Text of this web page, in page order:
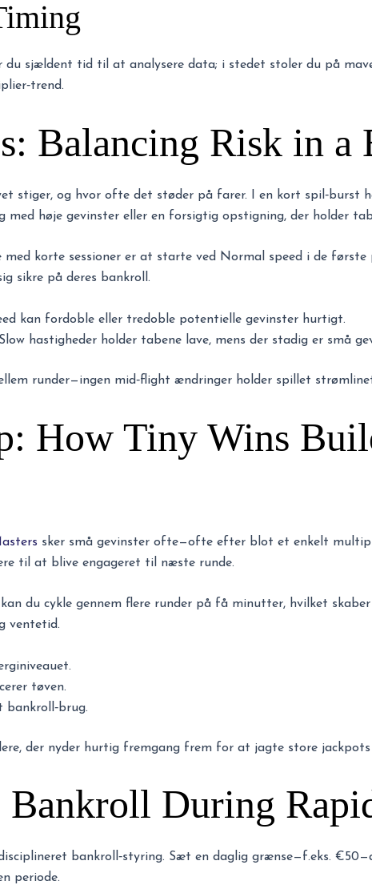
du sjældent tid til at analysere data; i stedet stoler du på
Balancing Risk in a
stiger, og hvor ofte det støder på farer. I en kort spil‑burst
med høje gevinster eller en forsigtig opstigning, der holder
korte sessioner er at starte ved Normal speed i de
sikre på deres bankroll.
kan fordoble eller tredoble potentielle gevinster hurtigt.
hastigheder holder tabene lave, mens der stadig er små
runder—ingen mid‑flight ændringer holder spillet
How Tiny Wins
sker små gevinster ofte—ofte efter blot et enkelt
til at blive engageret til næste runde.
du cykle gennem flere runder på få minutter, hvilket
ventetid.
tøven.
bankroll‑brug.
der nyder hurtig fremgang frem for at jagte store jackpots
Bankroll During
bankroll‑styring. Sæt en daglig grænse—f.eks.
periode.